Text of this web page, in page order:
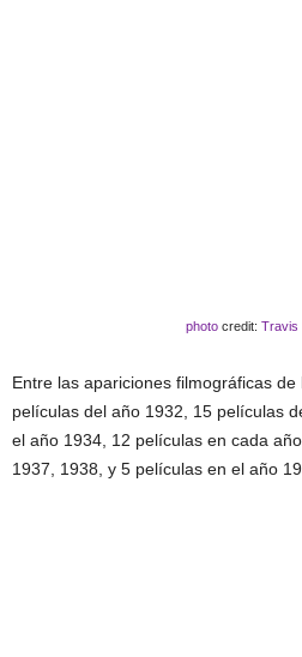
photocredit: Travis
Entre las apariciones filmográficas de
películas del año 1932, 15 películas
el año 1934, 12 películas en cada
1937, 1938, y 5 películas en el año